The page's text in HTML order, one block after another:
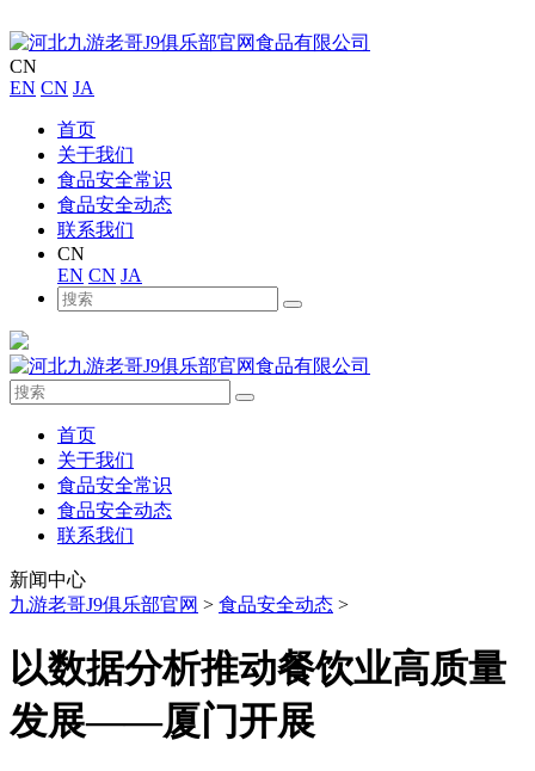
CN
EN CN JA
首页
关于我们
食品安全常识
食品安全动态
联系我们
CN
EN CN JA
首页
关于我们
食品安全常识
食品安全动态
联系我们
新闻中心
九游老哥J9俱乐部官网 > 食品安全动态 >
以数据分析推动餐饮业高质量
发展——厦门开展